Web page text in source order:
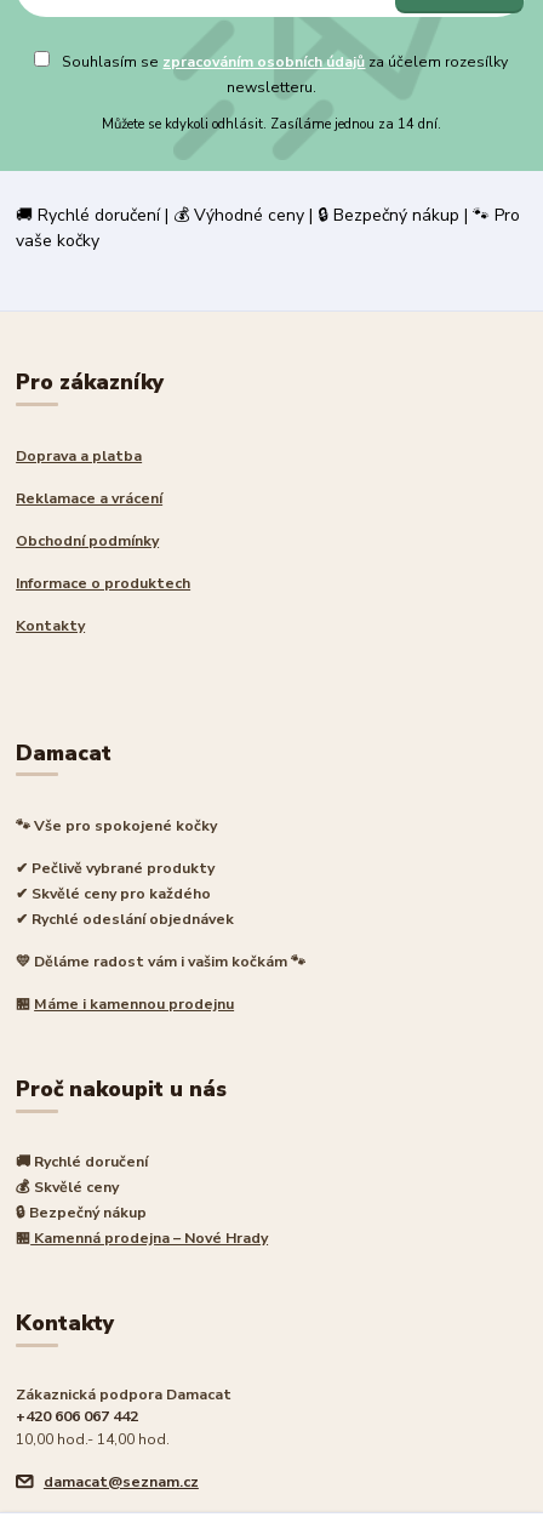
Souhlasím se zpracováním osobních údajů za účelem rozesílky
newsletteru.
Můžete se kdykoli odhlásit. Zasíláme jednou za 14 dní.
🚚 Rychlé doručení | 💰 Výhodné ceny | 🔒 Bezpečný nákup | 🐾 Pro
vaše kočky
Pro zákazníky
Doprava a platba
Reklamace a vrácení
Obchodní podmínky
Informace o produktech
Kontakty
Damacat
🐾 Vše pro spokojené kočky
✔ Pečlivě vybrané produkty
✔ Skvělé ceny pro každého
✔ Rychlé odeslání objednávek
💛 Děláme radost vám i vašim kočkám 🐾
🏪 Máme i kamennou prodejnu
Proč nakoupit u nás
🚚 Rychlé doručení
💰 Skvělé ceny
🔒 Bezpečný nákup
🏪 Kamenná prodejna – Nové Hrady
Kontakty
Zákaznická podpora Damacat
+420 606 067 442
10,00 hod.- 14,00 hod.
damacat@seznam.cz